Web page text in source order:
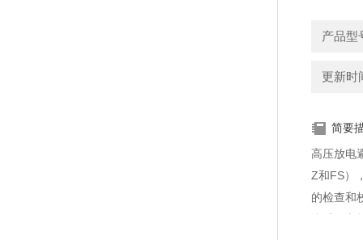
产品型
更新时
简要
高压放电
Z和FS）
的检查和
缘试验